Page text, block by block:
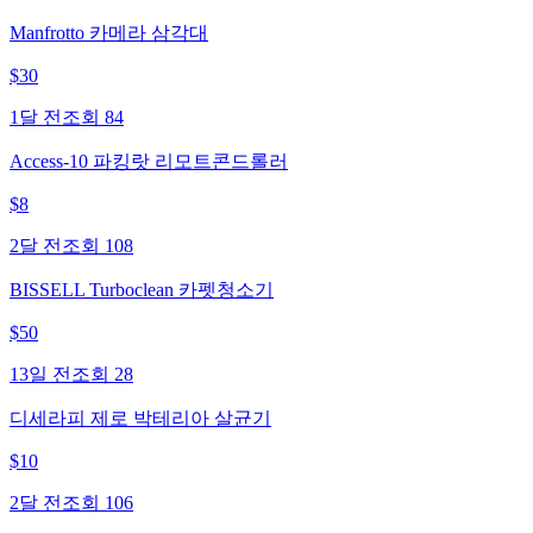
Manfrotto 카메라 삼각대
$30
1달 전 조회 84
Access-10 파킹랏 리모트콘드롤러
$8
2달 전 조회 108
BISSELL Turboclean 카펫청소기
$50
13일 전 조회 28
디세라피 제로 박테리아 살균기
$10
2달 전 조회 106